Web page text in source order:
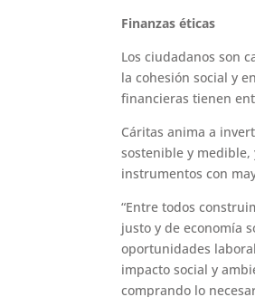
Finanzas éticas
Los ciudadanos son
la cohesión social y
financieras tienen
Cáritas anima a
sostenible y medible,
instrumentos con
“Entre todos
justo y de economía
oportunidades
impacto social y
comprando lo